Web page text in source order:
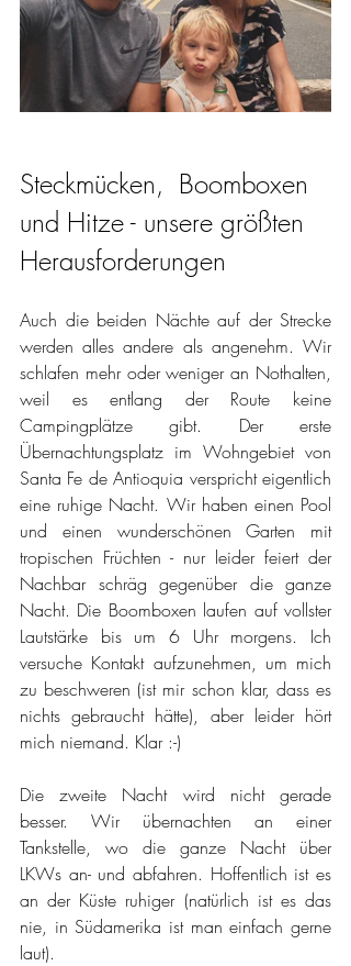
Steckmücken,  Boomboxen
und Hitze - unsere größten
Herausforderungen
Auch die beiden Nächte auf der Strecke
werden alles andere als angenehm. Wir
schlafen mehr oder weniger an Nothalten,
weil es entlang der Route keine
Campingplätze gibt. Der erste
Übernachtungsplatz im Wohngebiet von
Santa Fe de Antioquia verspricht eigentlich
eine ruhige Nacht. Wir haben einen Pool
und einen wunderschönen Garten mit
tropischen Früchten - nur leider feiert der
Nachbar schräg gegenüber die ganze
Nacht. Die Boomboxen laufen auf vollster
Lautstärke bis um 6 Uhr morgens. Ich
versuche Kontakt aufzunehmen, um mich
zu beschweren (ist mir schon klar, dass es
nichts gebraucht hätte), aber leider hört
mich niemand. Klar :-)
Die zweite Nacht wird nicht gerade
besser. Wir übernachten an einer
Tankstelle, wo die ganze Nacht über
LKWs an- und abfahren. Hoffentlich ist es
an der Küste ruhiger (natürlich ist es das
nie, in Südamerika ist man einfach gerne
laut).